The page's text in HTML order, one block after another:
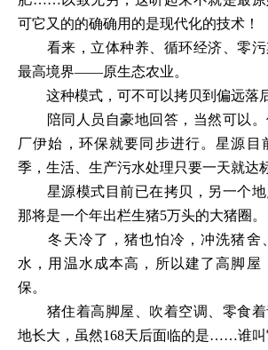
可它又的的确确用的是现代化的技术！
看来，立体种养、循环经济、零污
最高境界——原生态农业。
这种模式，可不可以拷贝到偏远落
陪同人员自豪地回答，当然可以。
厂伊始，环保就要同步进行。星源目
季，生活、生产污水处理只要一天就达
星源模式目前已在拷贝，另一个地
那将是一个年出栏生猪5万头的大猪圈。
冬天冷了，猪也怕冷，冲洗猪舍
水，用温水成本高，所以建了高脚屋
保。
猪住着高脚屋、吹着空调、零食着
地长大，虽然168天后面临的是……谁叫